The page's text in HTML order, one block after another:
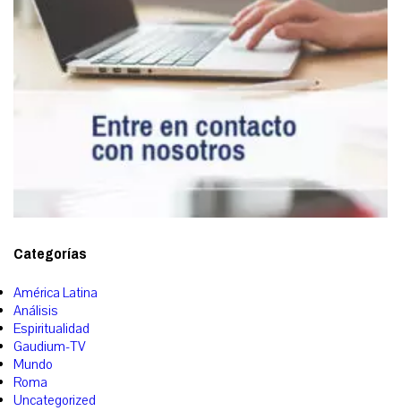
Categorías
América Latina
Análisis
Espiritualidad
Gaudium-TV
Mundo
Roma
Uncategorized